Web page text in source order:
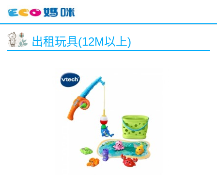
出租玩具(12M以上)